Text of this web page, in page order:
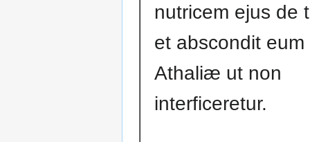
nutricem ejus de
et abscondit eum
Athaliæ ut non
interficeretur.